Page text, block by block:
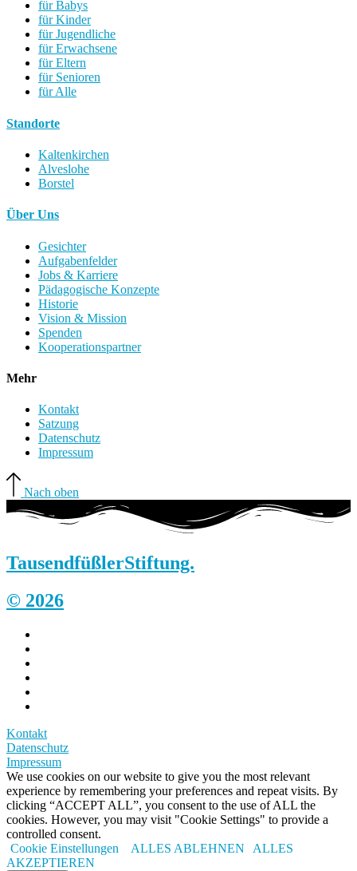
für Babys
für Kinder
für Jugendliche
für Erwachsene
für Eltern
für Senioren
für Alle
Standorte
Kaltenkirchen
Alveslohe
Borstel
Über Uns
Gesichter
Aufgabenfelder
Jobs & Karriere
Pädagogische Konzepte
Historie
Vision & Mission
Spenden
Kooperationspartner
Mehr
Kontakt
Satzung
Datenschutz
Impressum
Nach oben
TausendfüßlerStiftung.
© 2026
Kontakt
Datenschutz
Impressum
We use cookies on our website to give you the most relevant
experience by remembering your preferences and repeat visits. By
clicking “ACCEPT ALL”, you consent to the use of ALL the
cookies. However, you may visit "Cookie Settings" to provide a
controlled consent.
Cookie Einstellungen
ALLES ABLEHNEN
ALLES
AKZEPTIEREN